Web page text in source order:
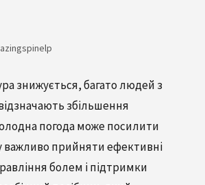
знижується, багато людей з
збільшення
погода може посилити
прийняти ефективні
болем і підтримки